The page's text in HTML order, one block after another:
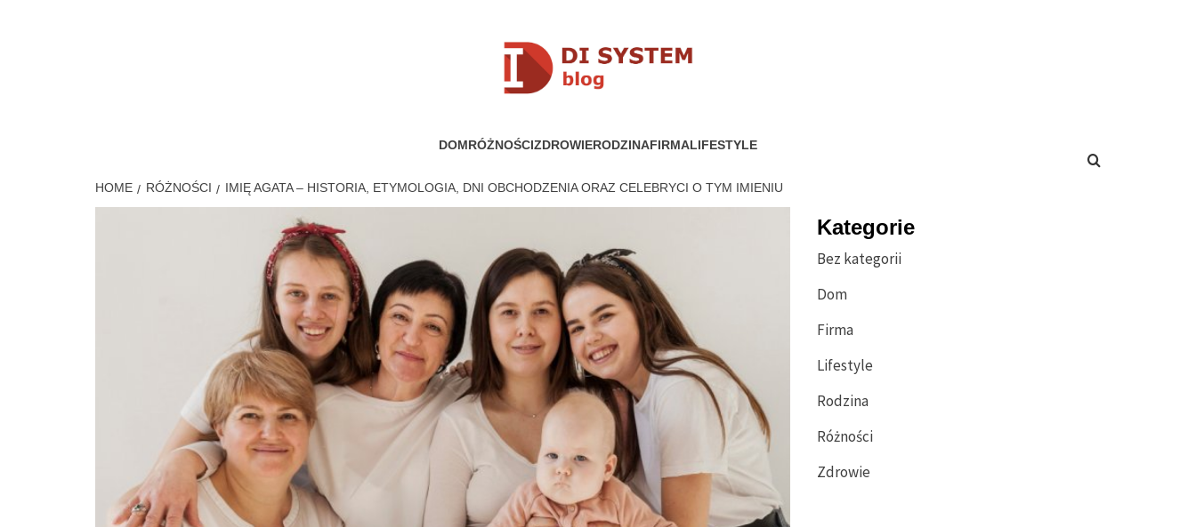
MÓJ SYSTEM
DOMRÓŻNOŚCIZDROWIERODZINAFIRMALIFESTYLE
HOME RÓŻNOŚCI IMIĘ AGATA – HISTORIA, ETYMOLOGIA, DNI OBCHODZENIA ORAZ CELEBRYCI O TYM IMIENIU
Kategorie
Bez kategorii
Dom
Firma
Lifestyle
Rodzina
Różności
Zdrowie